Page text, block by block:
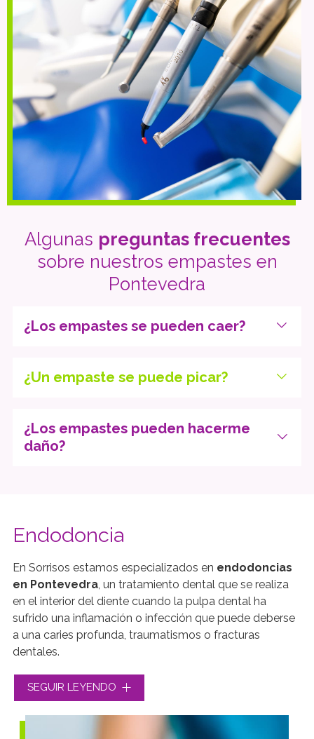
cada uno de los pacientes. Si crees que tienes un diente
ven a vernos
Algunas preguntas frecuentes
sobre nuestros empastes en
Pontevedra
¿Los empastes se pueden caer?
¿Un empaste se puede picar?
¿Los empastes pueden hacerme
daño?
Endodoncia
En Sorrisos estamos especializados en endodoncias
en Pontevedra, un tratamiento dental que se realiza
en el interior del diente cuando la pulpa dental ha
sufrido una inflamación o infección que puede deberse
a una caries profunda, traumatismos o fracturas
dentales.
El objetivo de la endodoncia es
dañada, limpiar y sellar el conducto
una mayor infección y salvar el diente. Si sufres dolor
dental persistente, sensibilidad al calor o al frío o
SEGUIR LEYENDO